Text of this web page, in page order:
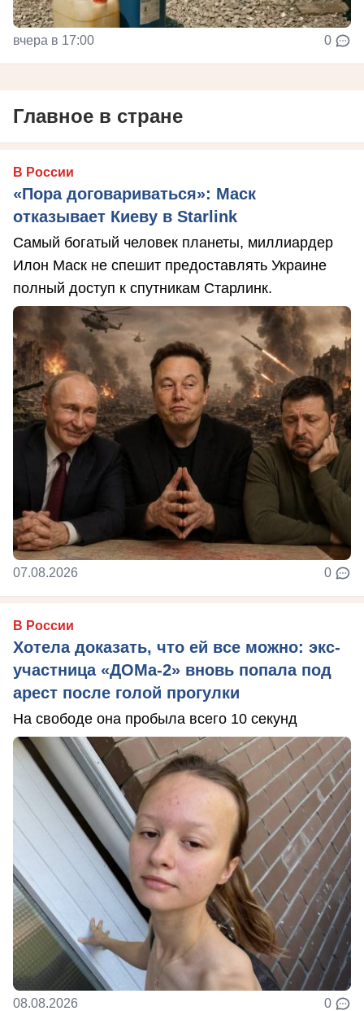
вчера в 17:00 0
Главное в стране
В России
«Пора договариваться»: Маск
отказывает Киеву в Starlink
Самый богатый человек планеты, миллиардер
Илон Маск не спешит предоставлять Украине
полный доступ к спутникам Старлинк.
07.08.2026 0
В России
Хотела доказать, что ей все можно: экс-
участница «ДОМа-2» вновь попала под
арест после голой прогулки
На свободе она пробыла всего 10 секунд
08.08.2026 0